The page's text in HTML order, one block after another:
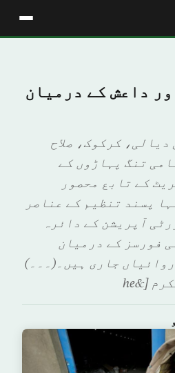
داعش کے درمیان
کرکوک، صلاح
تنگ پہاڑوں کے
کے تابع محصور
پسند تنظیم کے عناصر
آپریشن کے دائرہ
فورسز کے درمیان
جاری ہیں۔(۔۔۔)